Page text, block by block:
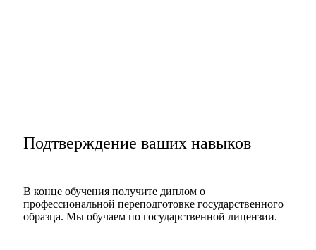
Подтверждение ваших навыков
В конце обучения получите диплом о
профессиональной переподготовке государственного
образца. Мы обучаем по государственной лицензии.